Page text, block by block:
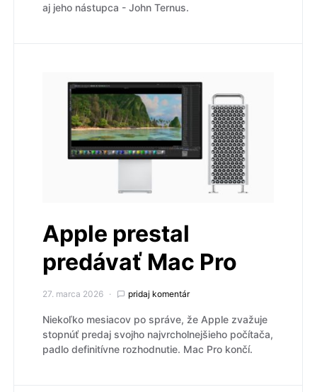
aj jeho nástupca - John Ternus.
Apple prestal
predávať Mac Pro
27. marca 2026 pridaj komentár
Niekoľko mesiacov po správe, že Apple zvažuje
stopnúť predaj svojho najvrcholnejšieho počítača,
padlo definitívne rozhodnutie. Mac Pro končí.